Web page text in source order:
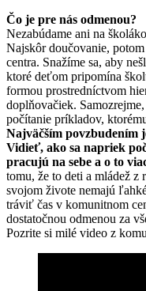
Čo je pre nás odmenou?
Nezabúdame ani na
Najskôr doučovanie,
centra. Snažíme sa, aby
ktoré deťom pripomína
formou prostredníctvom
doplňovačiek.
počítanie príkladov,
Najväčším povzbudením
Vidieť, ako sa napriek
pracujú na sebe a o to
tomu, že to deti a mládež
svojom živote nemajú
tráviť čas v komunitnom
dostatočnou odmenou za
Pozrite si milé video z